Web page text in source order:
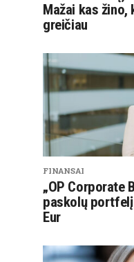
Mažai kas
greičiau
FINANSAI
„OP Corporate
paskolų portfelį
Eur